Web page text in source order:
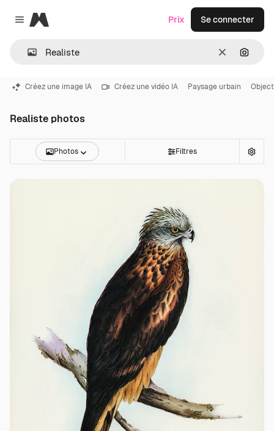
Close menu
Magnific
Effacer
Prix Se connecter
Créez une image IA Créez une vidéo IA Paysage urbain
Realiste photos
Photos Filtres